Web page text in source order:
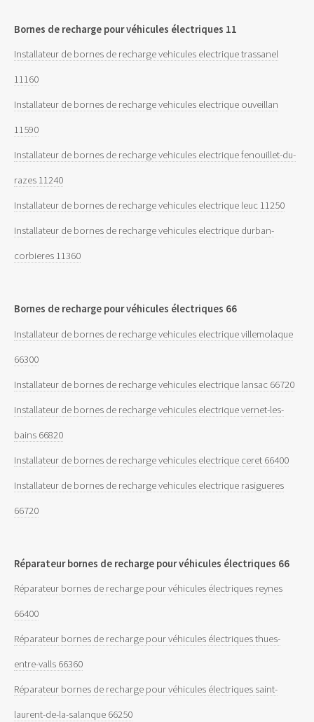
Bornes de recharge pour véhicules électriques 11
Installateur de bornes de recharge vehicules electrique trassanel
11160
Installateur de bornes de recharge vehicules electrique ouveillan
11590
Installateur de bornes de recharge vehicules electrique fenouillet-du-
razes 11240
Installateur de bornes de recharge vehicules electrique leuc 11250
Installateur de bornes de recharge vehicules electrique durban-
corbieres 11360
Bornes de recharge pour véhicules électriques 66
Installateur de bornes de recharge vehicules electrique villemolaque
66300
Installateur de bornes de recharge vehicules electrique lansac 66720
Installateur de bornes de recharge vehicules electrique vernet-les-
bains 66820
Installateur de bornes de recharge vehicules electrique ceret 66400
Installateur de bornes de recharge vehicules electrique rasigueres
66720
Réparateur bornes de recharge pour véhicules électriques 66
Réparateur bornes de recharge pour véhicules électriques reynes
66400
Réparateur bornes de recharge pour véhicules électriques thues-
entre-valls 66360
Réparateur bornes de recharge pour véhicules électriques saint-
laurent-de-la-salanque 66250